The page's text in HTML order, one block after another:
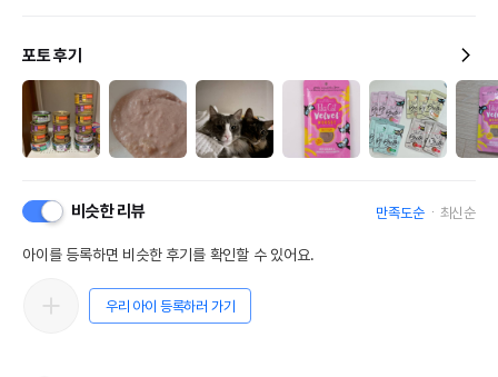
포토 후기
비슷한 리뷰 만족도순 최신순
아이를 등록하면 비슷한 후기를 확인할 수 있어요.
우리 아이 등록하러 가기